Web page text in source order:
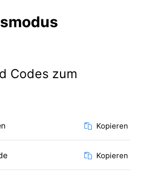
Codes zum
Kopieren
Kopieren